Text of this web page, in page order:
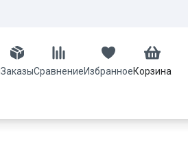
ЗаказыСравнениеИзбранноеКорзина